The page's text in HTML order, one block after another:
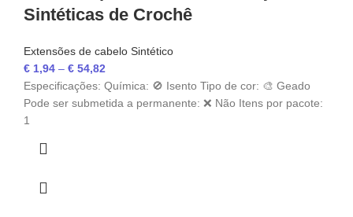
Sintéticas de Crochê
Extensões de cabelo Sintético
€ 1,94 – € 54,82
Especificações: Química: 🚫 Isento Tipo de cor: 🎨 Geado
Pode ser submetida a permanente: ❌ Não Itens por pacote:
1